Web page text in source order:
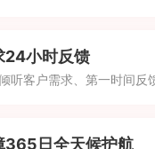
24小时反馈
听客户需求、第一时间反
365日全天候护航